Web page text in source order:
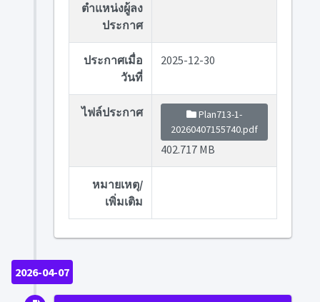
ตำแหน่งผู้ลง
ประกาศ
ประกาศเมื่อ
วันที่
2025-12-30
ไฟล์ประกาศ
Plan713-1-
20260407155740.pdf
402.717 MB
หมายเหตุ/
เพิ่มเติม
2026-04-07